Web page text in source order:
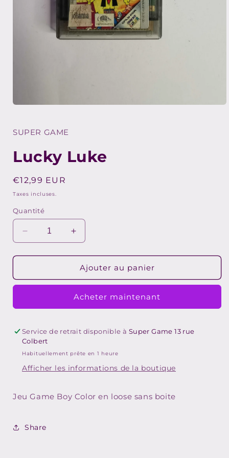
1
fenêtre
modale
SUPER GAME
Lucky Luke
Prix
habituel
€12,99 EUR
Taxes incluses.
Quantité
Réduire
la
quantité
Lucky
Augmenter
la
quantité
de
Lucky
Ajouter au panier
Acheter maintenant
Service de retrait disponible à Super Game 13 rue
Colbert
Habituellement prête en 1 heure
Afficher les informations de la boutique
Jeu Game Boy Color en loose sans boite
Share